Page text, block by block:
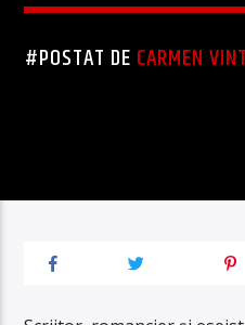
#POSTAT DE CARMEN